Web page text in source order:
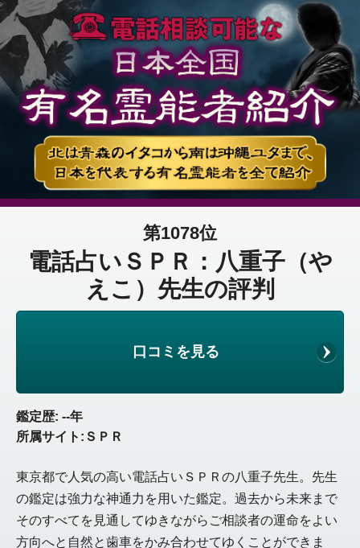
第1078位
電話占いＳＰＲ：八重子（や
えこ）先生の評判
口コミを見る
鑑定歴: --年
所属サイト:ＳＰＲ
東京都で人気の高い電話占いＳＰＲの八重子先生。先生
の鑑定は強力な神通力を用いた鑑定。過去から未来まで
そのすべてを見通してゆきながらご相談者の運命をよい
方向へと自然と歯車をかみ合わせてゆくことができま